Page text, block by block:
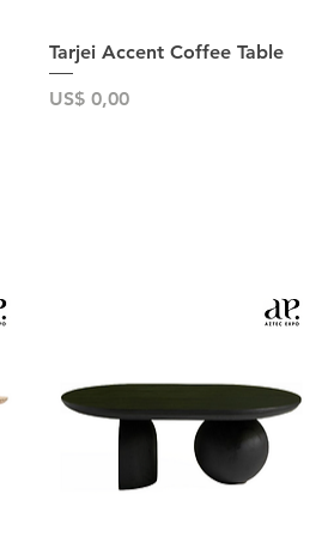
Snel overzicht
Tarjei Accent Coffee Table
Prijs
US$ 0,00